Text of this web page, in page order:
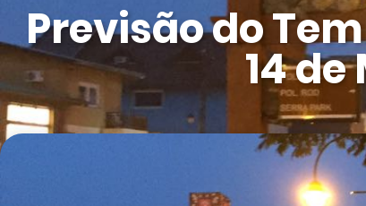
Previsão do
14 de